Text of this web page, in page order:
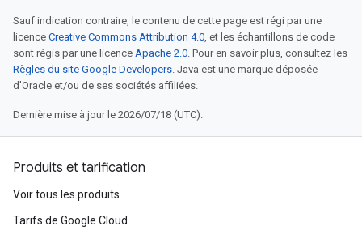
Sauf indication contraire, le contenu de cette page est régi par une
licence Creative Commons Attribution 4.0, et les échantillons de code
sont régis par une licence Apache 2.0. Pour en savoir plus, consultez les
Règles du site Google Developers. Java est une marque déposée
d'Oracle et/ou de ses sociétés affiliées.
Dernière mise à jour le 2026/07/18 (UTC).
Produits et tarification
Voir tous les produits
Tarifs de Google Cloud